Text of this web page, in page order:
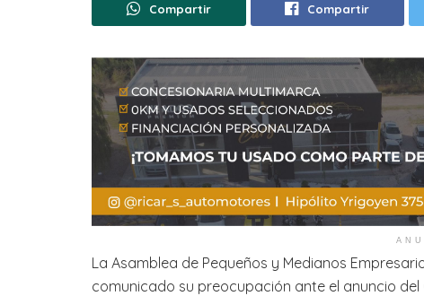
Compartir Compartir
La Asamblea de Pequeños y Medianos
comunicado su preocupación ante el anuncio